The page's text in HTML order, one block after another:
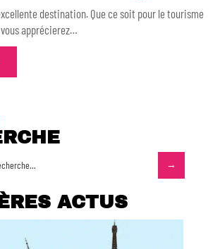
destination. Que ce soit pour le tourisme
apprécierez…
ACTUS